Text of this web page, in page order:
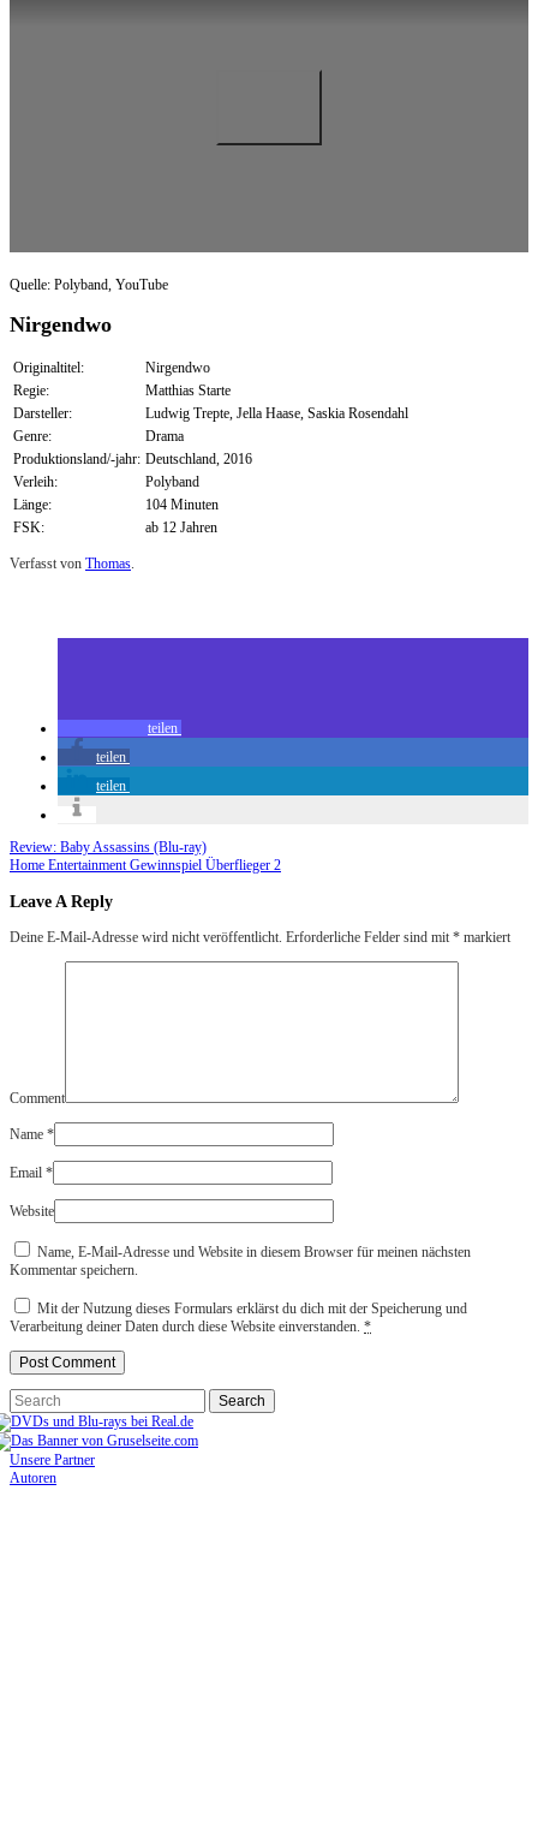
Quelle: Polyband, YouTube
Nirgendwo
Originaltitel:
Nirgendwo
Regie:
Matthias Starte
Darsteller:
Ludwig Trepte, Jella Haase, Saskia Rosendahl
Genre:
Drama
Produktionsland/-jahr: Deutschland, 2016
Verleih:
Polyband
Länge:
104 Minuten
FSK:
ab 12 Jahren
Verfasst von Thomas.
teilen
teilen
teilen
Review: Baby Assassins (Blu-ray)
Home Entertainment Gewinnspiel Überflieger 2
Leave A Reply
Deine E-Mail-Adresse wird nicht veröffentlicht. Erforderliche Felder sind mit * markiert
Comment
Name *
Email *
Website
Name, E-Mail-Adresse und Website in diesem Browser für meinen nächsten
Kommentar speichern.
Mit der Nutzung dieses Formulars erklärst du dich mit der Speicherung und
Verarbeitung deiner Daten durch diese Website einverstanden. *
Unsere Partner
Autoren